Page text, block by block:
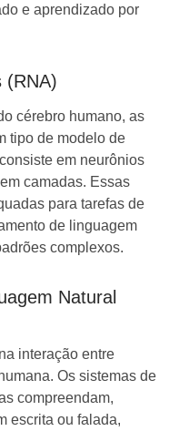
e aprendizado por
(RNA)
cérebro humano, as
tipo de modelo de
em neurônios
camadas. Essas
para tarefas de
de linguagem
complexos.
Natural
interação entre
Os sistemas de
compreendam,
escrita ou falada,